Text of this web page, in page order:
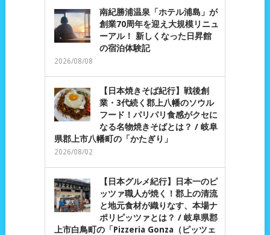
南紀勝浦温泉「ホテル浦島」が
創業70周年を迎え大規模リニュ
ーアル！ 新しくなった日昇館
の宿泊体験記
2026/08/08
【日本焼きそば紀行】戦後創
業・3代続く郡上八幡のソウル
フード！パリパリ食感がクセに
なる名物焼きそばとは？ / 岐阜
県郡上市八幡町の「かたぎり」
2026/08/02
【日本グルメ紀行】日本一のピ
ッツァ職人が焼く！郡上の清流
と地元食材が織りなす、本場ナ
ポリピッツァとは？ / 岐阜県郡
上市白鳥町の「Pizzeria Gonza（ピッツェ